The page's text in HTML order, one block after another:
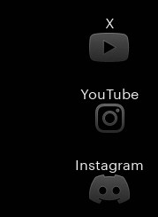
X
YouTube
Instagram